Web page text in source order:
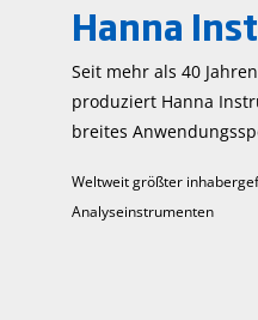
Hanna
Seit mehr als 40
produziert Hanna
breites
Weltweit größter
Analyseinstrumenten